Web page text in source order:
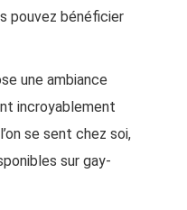
pouvez bénéficier
une ambiance
incroyablement
se sent chez soi,
sur gay-